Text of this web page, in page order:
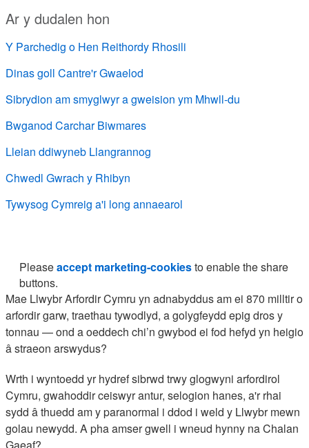
Ar y dudalen hon
Y Parchedig o Hen Reithordy Rhosili
Dinas goll Cantre'r Gwaelod
Sibrydion am smyglwyr a gweision ym Mhwll-du
Bwganod Carchar Biwmares
Lleian ddiwyneb Llangrannog
Chwedl Gwrach y Rhibyn
Tywysog Cymreig a'i long annaearol
Pleaseaccept marketing-cookiesto enable the share
buttons.
Mae Llwybr Arfordir Cymru yn adnabyddus am ei 870 milltir o
arfordir garw, traethau tywodlyd, a golygfeydd epig dros y
tonnau — ond a oeddech chi’n gwybod ei fod hefyd yn heigio
â straeon arswydus?
Wrth i wyntoedd yr hydref sibrwd trwy glogwyni arfordirol
Cymru, gwahoddir ceiswyr antur, selogion hanes, a'r rhai
sydd â thuedd am y paranormal i ddod i weld y Llwybr mewn
golau newydd. A pha amser gwell i wneud hynny na Chalan